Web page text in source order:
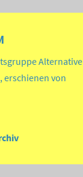
Alternative
von